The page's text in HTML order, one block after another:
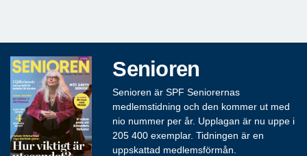
Senioren
Senioren är SPF Seniorernas
medlemstidning och den kommer ut med
nio nummer per år. Upplagan är nu uppe i
205 400 exemplar. Tidningen är en
uppskattad medlemsförmån.